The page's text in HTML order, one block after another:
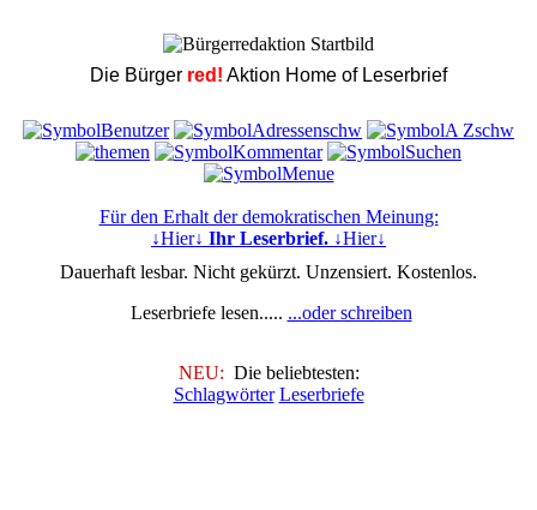
Die Bürger red! Aktion Home of Leserbrief
Für den Erhalt der demokratischen Meinung:
↓Hier↓ Ihr Leserbrief. ↓Hier↓
Dauerhaft lesbar. Nicht gekürzt. Unzensiert. Kostenlos.
Leserbriefe lesen..... ...oder schreiben
NEU: Die beliebtesten:
Schlagwörter Leserbriefe